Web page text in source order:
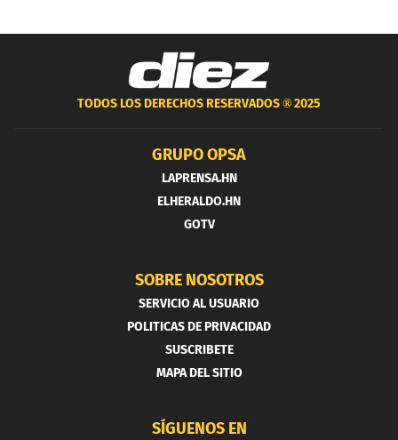
TODOS LOS DERECHOS RESERVADOS ®2025
GRUPO OPSA
LAPRENSA.HN
ELHERALDO.HN
GOTV
SOBRE NOSOTROS
SERVICIO AL USUARIO
POLITICAS DE PRIVACIDAD
SUSCRIBETE
MAPA DEL SITIO
SÍGUENOS EN